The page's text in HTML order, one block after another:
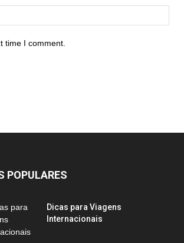
time I comment.
POPULARES
Dicas para Viagens
Internacionais